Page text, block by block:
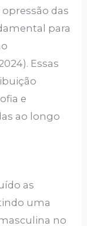
opressão das
para
Essas
e
ao longo
as
uma
no